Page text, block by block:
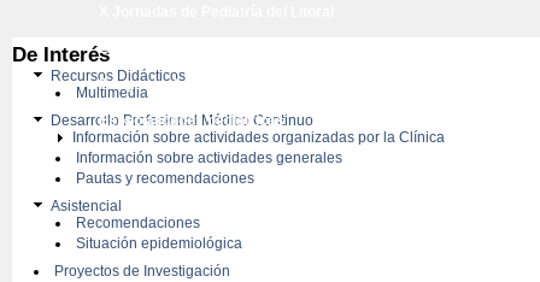
Estudiantes de Grado
Posgrado de Pediatría
Especialidades pedíatricas
De Interés
Recursos Didácticos
Multimedia
Desarrollo Profesional Médico Continuo
Información sobre actividades organizadas por la Clínica
Información sobre actividades generales
Pautas y recomendaciones
Asistencial
Recomendaciones
Situación epidemiológica
Proyectos de Investigación